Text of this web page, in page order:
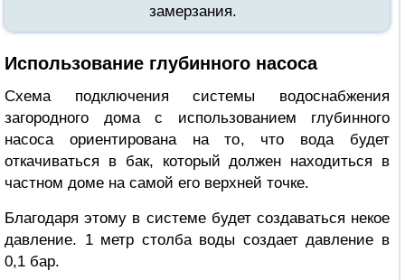
замерзания.
Использование глубинного насоса
Схема подключения системы водоснабжения
загородного дома с использованием глубинного
насоса ориентирована на то, что вода будет
откачиваться в бак, который должен находиться в
частном доме на самой его верхней точке.
Благодаря этому в системе будет создаваться некое
давление. 1 метр столба воды создает давление в
0,1 бар.